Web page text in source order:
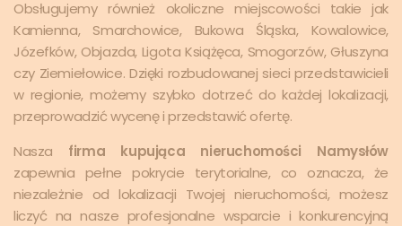
Obsługujemy również okoliczne miejscowości takie jak
Kamienna, Smarchowice, Bukowa Śląska, Kowalowice,
Józefków, Objazda, Ligota Książęca, Smogorzów, Głuszyna
czy Ziemiełowice. Dzięki rozbudowanej sieci przedstawicieli
w regionie, możemy szybko dotrzeć do każdej lokalizacji,
przeprowadzić wycenę i przedstawić ofertę.
Nasza firma kupująca nieruchomości Namysłów
zapewnia pełne pokrycie terytorialne, co oznacza, że
niezależnie od lokalizacji Twojej nieruchomości, możesz
liczyć na nasze profesjonalne wsparcie i konkurencyjną